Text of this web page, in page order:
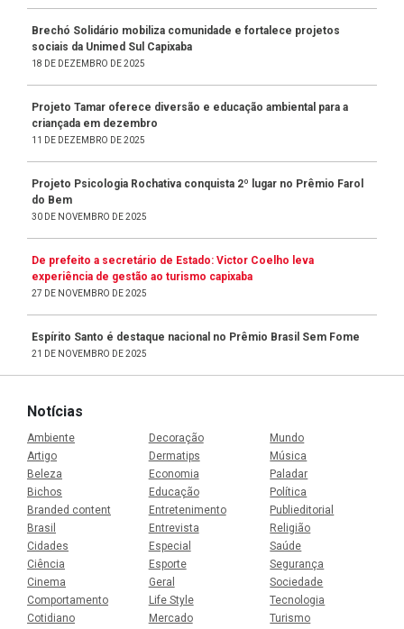
Brechó Solidário mobiliza comunidade e fortalece projetos
sociais da Unimed Sul Capixaba
18 DE DEZEMBRO DE 2025
Projeto Tamar oferece diversão e educação ambiental para a
criançada em dezembro
11 DE DEZEMBRO DE 2025
Projeto Psicologia Rochativa conquista 2º lugar no Prêmio Farol
do Bem
30 DE NOVEMBRO DE 2025
De prefeito a secretário de Estado: Victor Coelho leva
experiência de gestão ao turismo capixaba
27 DE NOVEMBRO DE 2025
Espírito Santo é destaque nacional no Prêmio Brasil Sem Fome
21 DE NOVEMBRO DE 2025
Notícias
Ambiente
Artigo
Beleza
Bichos
Branded content
Brasil
Cidades
Ciência
Cinema
Comportamento
Cotidiano
Decoração
Dermatips
Economia
Educação
Entretenimento
Entrevista
Especial
Esporte
Geral
Life Style
Mercado
Mundo
Música
Paladar
Política
Publieditorial
Religião
Saúde
Segurança
Sociedade
Tecnologia
Turismo